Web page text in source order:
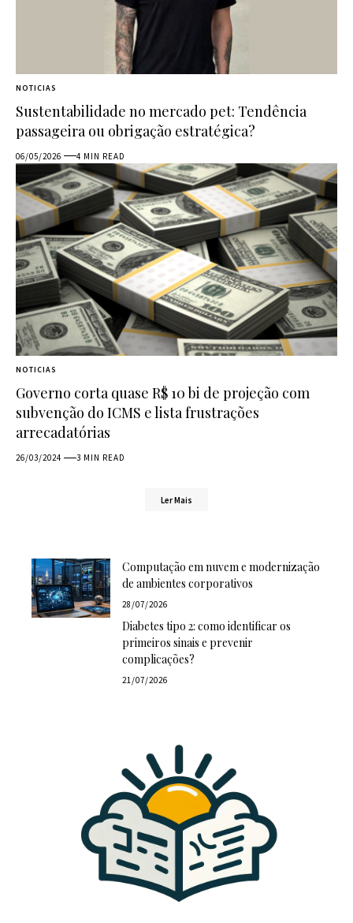
NOTICIAS
Sustentabilidade no mercado pet: Tendência
passageira ou obrigação estratégica?
06/05/2026 4 MIN READ
NOTICIAS
Governo corta quase R$ 10 bi de projeção com
subvenção do ICMS e lista frustrações
arrecadatórias
26/03/2024 3 MIN READ
Ler Mais
Computação em nuvem e modernização
de ambientes corporativos
28/07/2026
Diabetes tipo 2: como identificar os
primeiros sinais e prevenir
complicações?
21/07/2026